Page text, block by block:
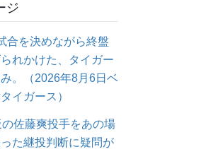
ジ
合を決めながら終盤
れかけた、タイガー
。（2026年8月6日ベ
イガース）
佐藤爽投手をあの場
た継投判断に疑問が